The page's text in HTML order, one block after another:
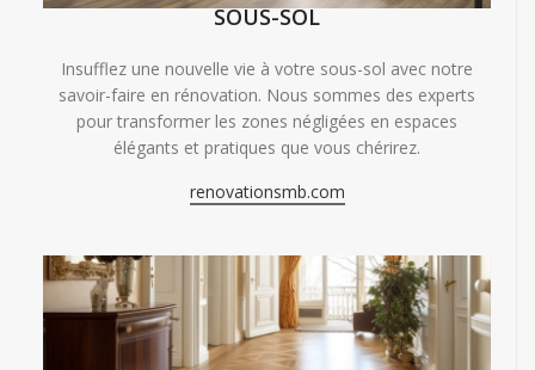
SOUS-SOL
Insufflez une nouvelle vie à votre sous-sol avec notre
savoir-faire en rénovation. Nous sommes des experts
pour transformer les zones négligées en espaces
élégants et pratiques que vous chérirez.
renovationsmb.com